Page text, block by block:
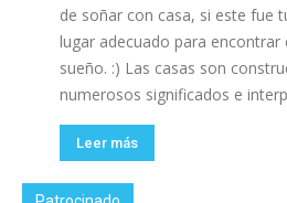
de soñar con casa, si este fue
lugar adecuado para encontrar
sueño. :) Las casas son
numerosos significados e
Leer más